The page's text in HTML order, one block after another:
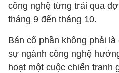
công nghệ từng trải qua
tháng 9 đến tháng 10.
Bán cổ phần không phải
sự ngành công nghệ
hoạt một cuộc chiến tranh